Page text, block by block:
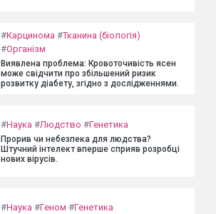
#Карцинома #Тканина (біологія)
#Організм
Виявлена проблема: Кровоточивість ясен
може свідчити про збільшений ризик
розвитку діабету, згідно з дослідженнями.
#Наука #Людство #Генетика
Прорив чи небезпека для людства?
Штучний інтелект вперше сприяв розробці
нових вірусів.
#Наука #Геном #Генетика